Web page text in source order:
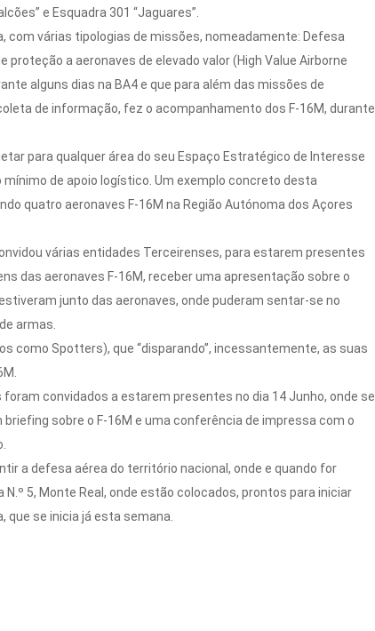
e Esquadra 301 “Jaguares”.
com várias tipologias de missões, nomeadamente: Defesa
a aeronaves de elevado valor (High Value Airborne
alguns dias na BA4 e que para além das missões de
de informação, fez o acompanhamento dos F-16M, durante
para qualquer área do seu Espaço Estratégico de Interesse
mínimo de apoio logístico. Um exemplo concreto desta
quatro aeronaves F-16M na Região Autónoma dos Açores
várias entidades Terceirenses, para estarem presentes
das aeronaves F-16M, receber uma apresentação sobre o
junto das aeronaves, onde puderam sentar-se no
armas.
como Spotters), que “disparando”, incessantemente, as suas
convidados a estarem presentes no dia 14 Junho, onde se
sobre o F-16M e uma conferência de impressa com o
a defesa aérea do território nacional, onde e quando for
5, Monte Real, onde estão colocados, prontos para iniciar
que se inicia já esta semana.